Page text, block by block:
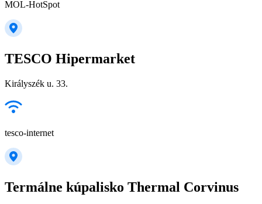
MOL-HotSpot
TESCO Hipermarket
Királyszék u. 33.
tesco-internet
Termálne kúpalisko Thermal Corvinus